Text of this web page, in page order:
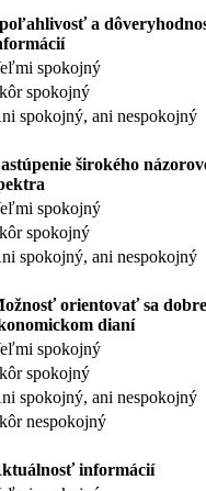
a
spokojný
spokojný
spokojný, ani nespokojný
širokého
spokojný
spokojný
spokojný, ani nespokojný
orientovať sa
dianí
spokojný
spokojný
spokojný, ani nespokojný
nespokojný
informácií